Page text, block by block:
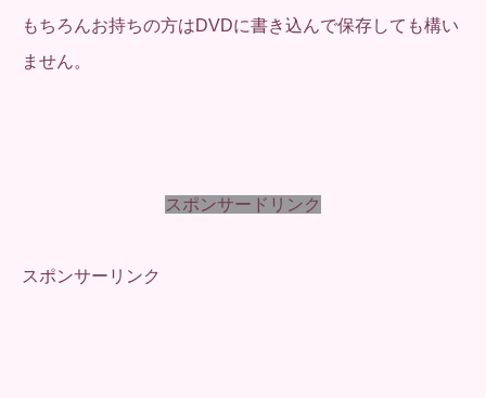
もちろんお持ちの方はDVDに書き込んで保存しても構い
ません。
スポンサードリンク
スポンサーリンク